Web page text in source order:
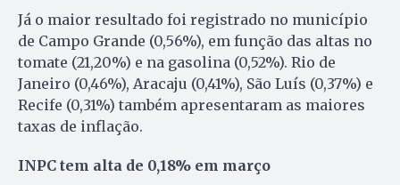
Já o maior resultado foi registrado no município
de Campo Grande (0,56%), em função das altas no
tomate (21,20%) e na gasolina (0,52%). Rio de
Janeiro (0,46%), Aracaju (0,41%), São Luís (0,37%) e
Recife (0,31%) também apresentaram as maiores
taxas de inflação.
INPC tem alta de 0,18% em março